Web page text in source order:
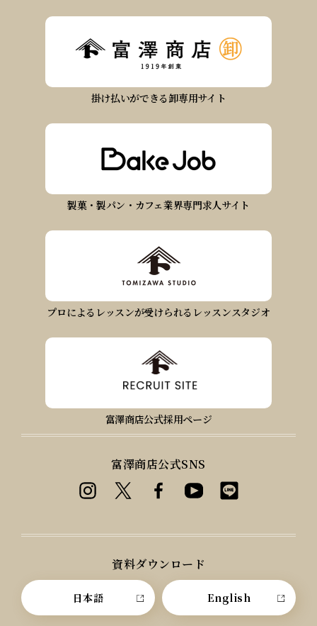
掛け払いができる卸専用サイト
製菓・製パン・カフェ業界専門求人サイト
プロによるレッスンが受けられるレッスンスタジオ
富澤商店公式採用ページ
富澤商店公式SNS
資料ダウンロード
日本語 English